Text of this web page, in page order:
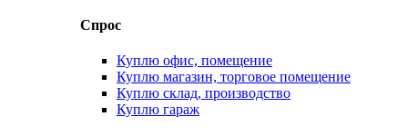
Спрос
Куплю офис, помещение
Куплю магазин, торговое помещение
Куплю склад, производство
Куплю гараж